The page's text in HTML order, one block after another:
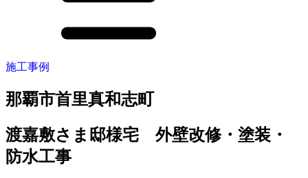
施工事例
那覇市首里真和志町
渡嘉敷さま邸様宅 外壁改修・塗装・
防水工事